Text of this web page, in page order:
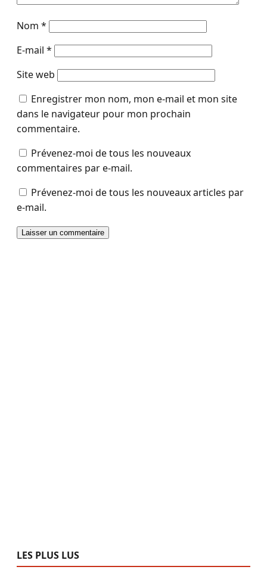
Nom *
E-mail *
Site web
Enregistrer mon nom, mon e-mail et mon site
dans le navigateur pour mon prochain
commentaire.
Prévenez-moi de tous les nouveaux
commentaires par e-mail.
Prévenez-moi de tous les nouveaux articles par
e-mail.
LES PLUS LUS